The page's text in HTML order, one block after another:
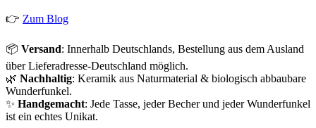
👉 Zum Blog
📦 Versand: Innerhalb Deutschlands, Bestellung aus dem Ausland
über Lieferadresse-Deutschland möglich.
🌿 Nachhaltig: Keramik aus Naturmaterial & biologisch abbaubare
Wunderfunkel.
✨ Handgemacht: Jede Tasse, jeder Becher und jeder Wunderfunkel
ist ein echtes Unikat.